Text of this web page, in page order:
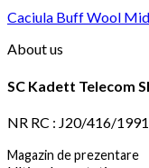
Caciula Buff Wool
About us
SC Kadett Telecom
NR RC : J20/416/
Magazin de prezentare